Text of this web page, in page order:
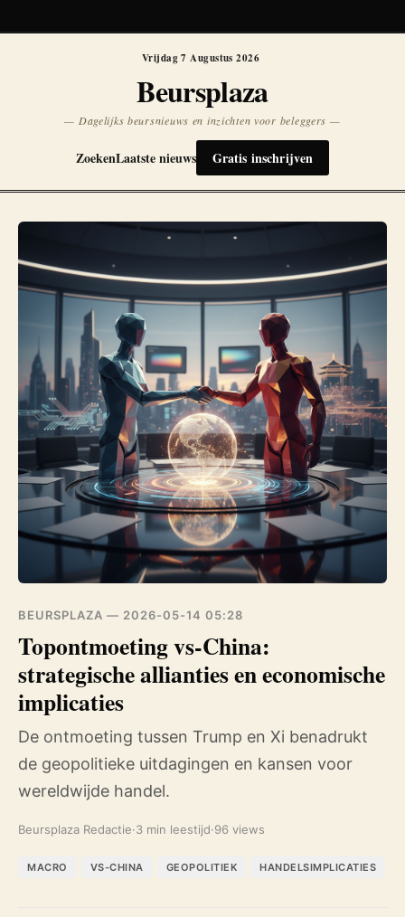
Vrijdag 7 Augustus 2026
Beursplaza
— Dagelijks beursnieuws en inzichten voor beleggers —
ZoekenLaatste nieuws Gratis inschrijven
BEURSPLAZA — 2026-05-14 05:28
Topontmoeting vs-China:
strategische allianties en economische
implicaties
De ontmoeting tussen Trump en Xi benadrukt
de geopolitieke uitdagingen en kansen voor
wereldwijde handel.
Beursplaza Redactie·3 min leestijd·96 views
MACRO VS-CHINA GEOPOLITIEK HANDELSIMPLICATIES